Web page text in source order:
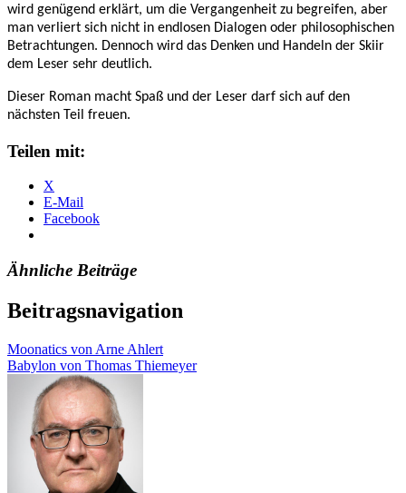
wird genügend erklärt, um die Vergangenheit zu begreifen, aber
man verliert sich nicht in endlosen Dialogen oder philosophischen
Betrachtungen. Dennoch wird das Denken und Handeln der Skiir
dem Leser sehr deutlich.
Dieser Roman macht Spaß und der Leser darf sich auf den
nächsten Teil freuen.
Teilen mit:
X
E-Mail
Facebook
Ähnliche Beiträge
Beitragsnavigation
Moonatics von Arne Ahlert
Babylon von Thomas Thiemeyer